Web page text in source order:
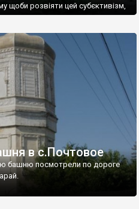
щоби розвіяти цей субєктивізм,
в с.Почтовое
башню посмотрели по дороге